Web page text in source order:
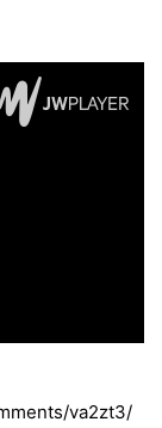
va2zt3/